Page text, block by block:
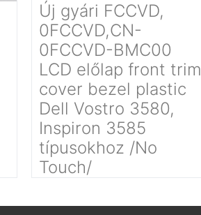
Új gyári FCCVD,
0FCCVD,CN-
0FCCVD-BMC00
LCD előlap front trim
cover bezel plastic
Dell Vostro 3580,
Inspiron 3585
típusokhoz /No
Touch/